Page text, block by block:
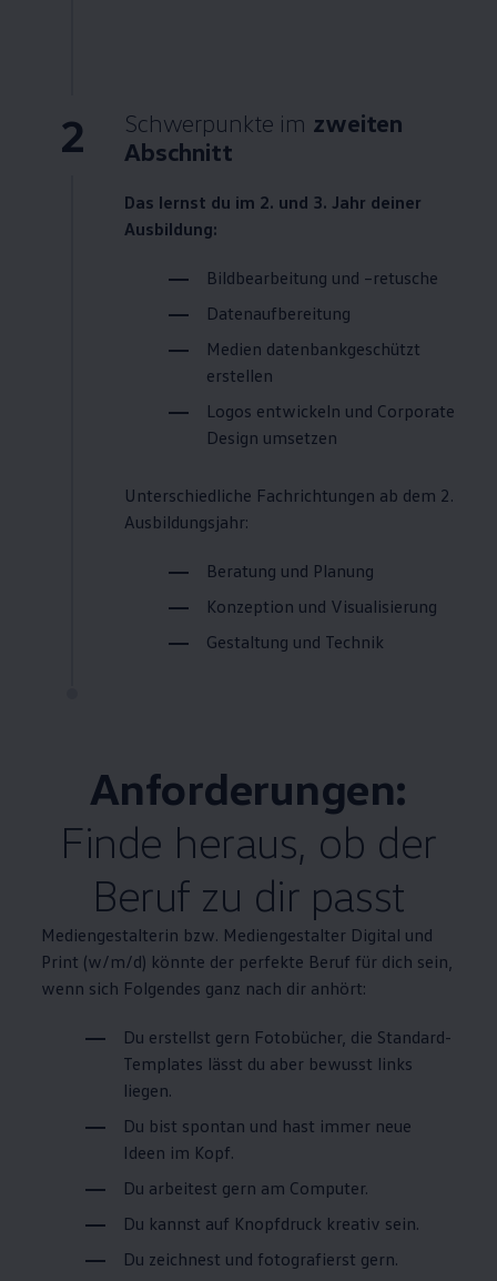
2 Schwerpunkte im zweiten
Abschnitt
Das lernst du im 2. und 3. Jahr deiner
Ausbildung:
Bildbearbeitung und –retusche
Datenaufbereitung
Medien datenbankgeschützt
erstellen
Logos entwickeln und Corporate
Design umsetzen
Unterschiedliche Fachrichtungen ab dem 2.
Ausbildungsjahr:
Beratung und Planung
Konzeption und Visualisierung
Gestaltung und Technik
Anforderungen:
Finde heraus, ob der
Beruf zu dir passt
Mediengestalterin bzw. Mediengestalter Digital und
Print (w/m/d) könnte der perfekte Beruf für dich sein,
wenn sich Folgendes ganz nach dir anhört:
Du erstellst gern Fotobücher, die Standard-
Templates lässt du aber bewusst links
liegen.
Du bist spontan und hast immer neue
Ideen im Kopf.
Du arbeitest gern am Computer.
Du kannst auf Knopfdruck kreativ sein.
Du zeichnest und fotografierst gern.